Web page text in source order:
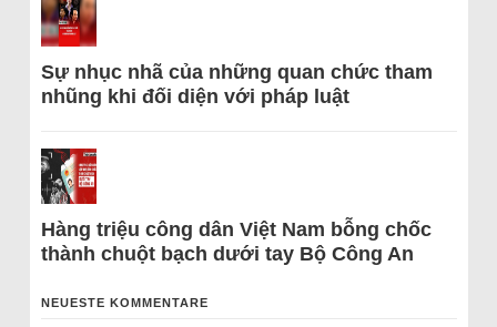
Sự nhục nhã của những quan chức tham
nhũng khi đối diện với pháp luật
Hàng triệu công dân Việt Nam bỗng chốc
thành chuột bạch dưới tay Bộ Công An
NEUESTE KOMMENTARE